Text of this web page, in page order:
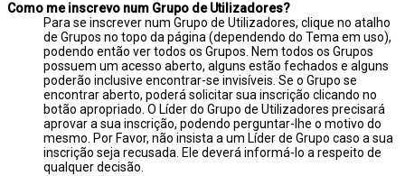
Como me inscrevo num Grupo de Utilizadores?
Para se inscrever num Grupo de Utilizadores, clique no atalho
de Grupos no topo da página (dependendo do Tema em uso),
podendo então ver todos os Grupos. Nem todos os Grupos
possuem um acesso aberto, alguns estão fechados e alguns
poderão inclusive encontrar-se invisíveis. Se o Grupo se
encontrar aberto, poderá solicitar sua inscrição clicando no
botão apropriado. O Líder do Grupo de Utilizadores precisará
aprovar a sua inscrição, podendo perguntar-lhe o motivo do
mesmo. Por Favor, não insista a um Líder de Grupo caso a sua
inscrição seja recusada. Ele deverá informá-lo a respeito de
qualquer decisão.